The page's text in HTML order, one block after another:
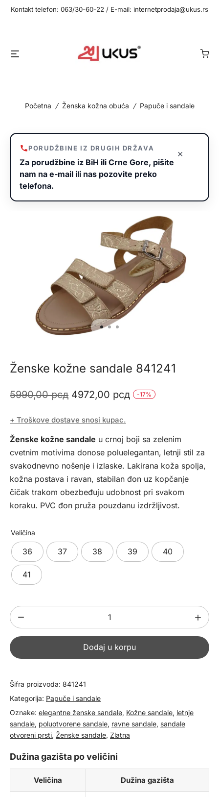
Kontakt telefon: 063/30-60-22 / E-mail: internetprodaja@ukus.rs
Početna / Ženska kožna obuća / Papuče i sandale
×
PORUDŽBINE IZ DRUGIH DRŽAVA
Za porudžbine iz BiH ili Crne Gore, pišite
nam na e-mail ili nas pozovite preko
telefona.
Ženske kožne sandale 841241
5990,00рсд Originalna
je
bila:
5990,00 рсд.
4972,00 рсд Trenutna
4972,00 рсд.
-17%
+ Troškove dostave snosi kupac.
Ženske kožne sandale u crnoj boji sa zelenim
cvetnim motivima donose poluelegantan, letnji stil za
svakodnevno nošenje i izlaske. Lakirana koža spolja,
kožna postava i ravan, stabilan đon uz kopčanje
čičak trakom obezbeđuju udobnost pri svakom
koraku. PVC đon pruža pouzdanu izdržljivost.
Veličina
36 37 38 39 40
41
Ženske
kožne
sandale
841241
Dodaj u korpu
Šifra proizvoda: 841241
Kategorija: Papuče i sandale
Oznake: elegantne ženske sandale, Kožne sandale, letnje
sandale, poluotvorene sandale, ravne sandale, sandale
otvoreni prsti, Ženske sandale, Zlatna
Dužina gazišta po veličini
Veličina Dužina gazišta